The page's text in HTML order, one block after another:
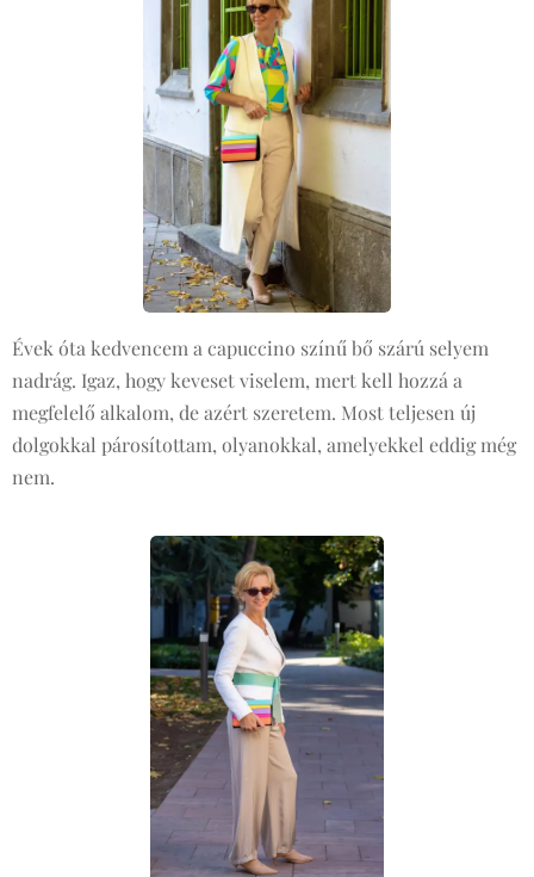
Évek óta kedvencem a capuccino színű bő szárú selyem
nadrág. Igaz, hogy keveset viselem, mert kell hozzá a
megfelelő alkalom, de azért szeretem. Most teljesen új
dolgokkal párosítottam, olyanokkal, amelyekkel eddig még
nem.